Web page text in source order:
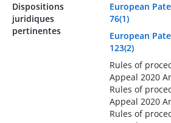
Dispositions
juridiques
pertinentes
European
76(1)
European
123(2)
Rules of
Appeal 2020
Rules of
Appeal 2020
Rules of